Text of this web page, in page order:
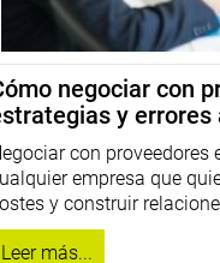
negociar con
y errores
con proveedores
empresa que
y construir
Leer más...